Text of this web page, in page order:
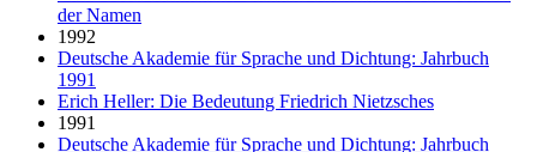
der Namen
1992
Deutsche Akademie für Sprache und Dichtung: Jahrbuch
1991
Erich Heller: Die Bedeutung Friedrich Nietzsches
1991
Deutsche Akademie für Sprache und Dichtung: Jahrbuch